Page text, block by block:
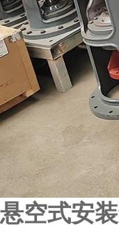
悬空式安